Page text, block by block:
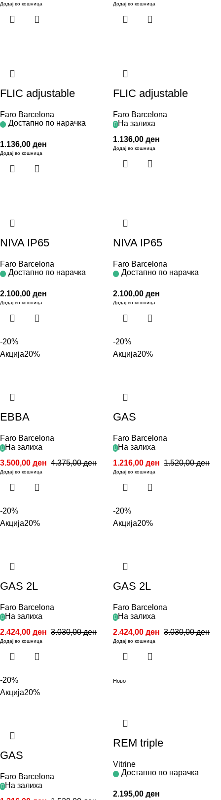
Додај во кошница Додај во кошница
FLIC adjustable
Faro Barcelona
Достапно по нарачка
1.136,00 ден
Додај во кошница
FLIC adjustable
Faro Barcelona
На залиха
1.136,00 ден
Додај во кошница
NIVA IP65
Faro Barcelona
Достапно по нарачка
2.100,00 ден
Додај во кошница
NIVA IP65
Faro Barcelona
Достапно по нарачка
2.100,00 ден
Додај во кошница
-20%
Акција20%
EBBA
Faro Barcelona
На залиха
4.375,00ден
3.500,00 ден
Додај во кошница
-20%
Акција20%
GAS
Faro Barcelona
На залиха
1.520,00ден
1.216,00 ден
Додај во кошница
-20%
Акција20%
GAS 2L
Faro Barcelona
На залиха
3.030,00ден
2.424,00 ден
Додај во кошница
-20%
Акција20%
GAS 2L
Faro Barcelona
На залиха
3.030,00ден
2.424,00 ден
Додај во кошница
-20%
Акција20%
GAS
Faro Barcelona
На залиха
Ново
REM triple
Vitrine
Достапно по нарачка
2.195,00 ден